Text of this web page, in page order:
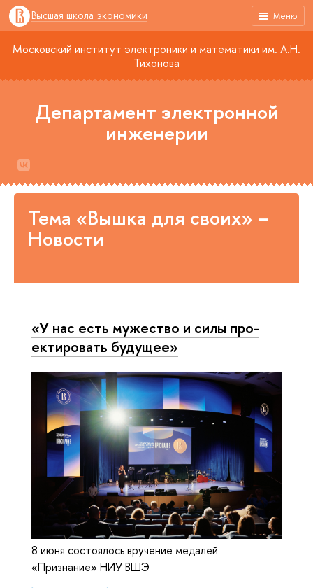
Меню
Высшая школа экономики
Московский институт электроники и математики им. А.Н.
Тихонова
Департамент электронной
инженерии
Тема «Вышка для своих» –
Новости
«У нас есть мужество и силы про­
ек­ти­ро­вать будущее»
8 июня состоялось вручение медалей
«Признание» НИУ ВШЭ